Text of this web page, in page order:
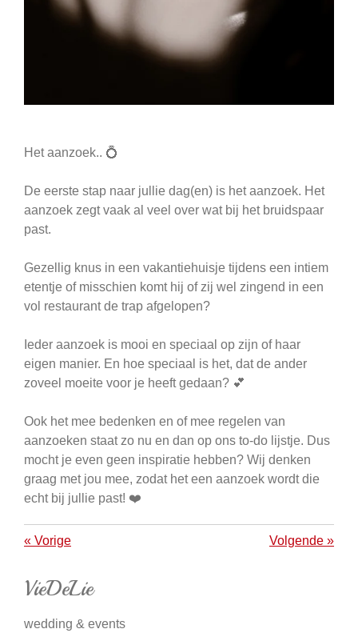
Het aanzoek.. 💍
De eerste stap naar jullie dag(en) is het aanzoek. Het
aanzoek zegt vaak al veel over wat bij het bruidspaar
past.
Gezellig knus in een vakantiehuisje tijdens een intiem
etentje of misschien komt hij of zij wel zingend in een
vol restaurant de trap afgelopen?
Ieder aanzoek is mooi en speciaal op zijn of haar
eigen manier. En hoe speciaal is het, dat de ander
zoveel moeite voor je heeft gedaan? 💕
Ook het mee bedenken en of mee regelen van
aanzoeken staat zo nu en dan op ons to-do lijstje. Dus
mocht je even geen inspiratie hebben? Wij denken
graag met jou mee, zodat het een aanzoek wordt die
echt bij jullie past! ❤️
« Vorige Volgende »
VieDeLie
wedding & events